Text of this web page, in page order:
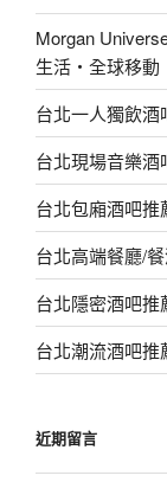
Morgan
生活・全球移動
台北一人獨飲酒
台北現場音樂酒
台北包廂酒吧推
台北高端餐廳/
台北隱密酒吧推
台北潮流酒吧推
近期留言